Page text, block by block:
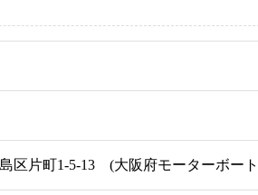
島区片町1-5-13 (大阪府モーターボー